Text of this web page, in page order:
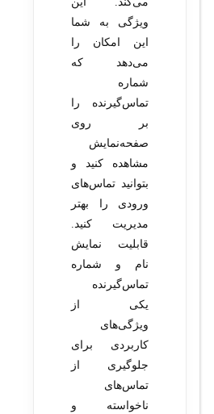
ویژگی به شما
این امکان را
می‌دهد که
شماره
تماس‌گیرنده را
بر روی
صفحه‌نمایش
مشاهده کنید و
بتوانید تماس‌های
ورودی را بهتر
مدیریت کنید.
قابلیت نمایش
نام و شماره
تماس‌گیرنده
یکی از
ویژگی‌های
کاربردی برای
جلوگیری از
تماس‌های
ناخواسته و